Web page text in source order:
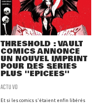
THRESHOLD : VAULT
COMICS ANNONCE
UN NOUVEL IMPRINT
POUR DES SÉRIES
PLUS ''ÉPICÉES''
ACTU VO
Et si les comics s'étaient enfin libérés